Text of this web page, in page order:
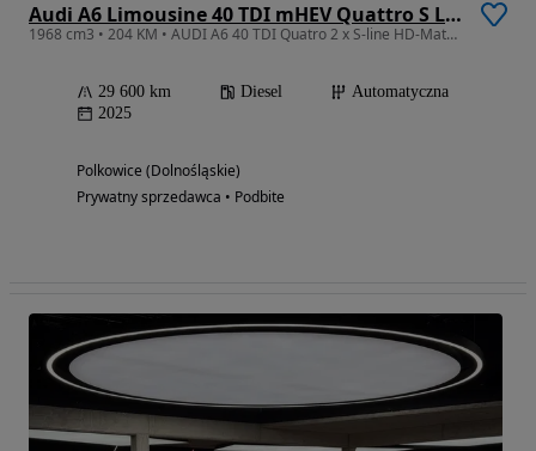
Audi A6 Limousine 40 TDI mHEV Quattro S Line S tronic
1968 cm3 • 204 KM • AUDI A6 40 TDI Quatro 2 x S-line HD-Matrix Bang&Olufsen Soft Close 20"
29 600 km Diesel
Automatyczna
2025
Polkowice (Dolnośląskie)
Prywatny sprzedawca • Podbite